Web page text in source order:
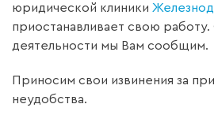
юридической клиники
приостанавливает свою
деятельности мы Вам сообщим.
Приносим свои извинения за
неудобства.